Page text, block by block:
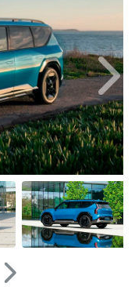
Próximo